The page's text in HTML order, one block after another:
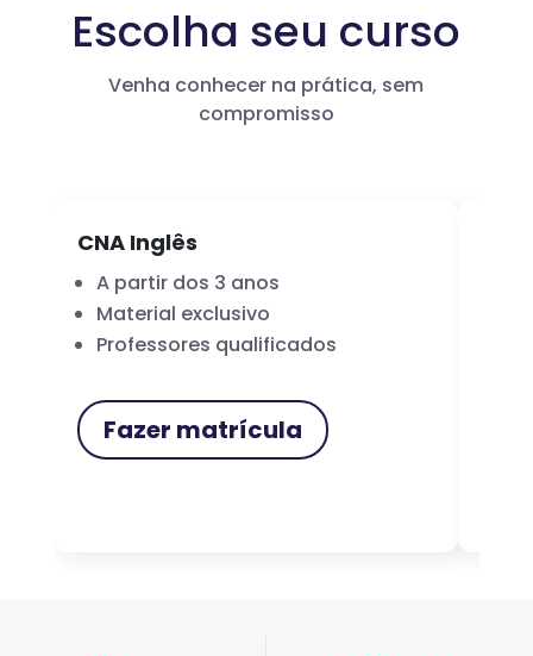
Escolha seu curso
Venha conhecer na prática, sem
compromisso
CNA Inglês
A partir dos 3 anos
Material exclusivo
Professores qualificados
Fazer matrícula